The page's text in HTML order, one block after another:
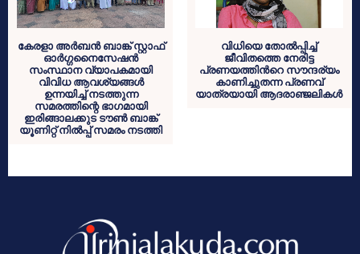
കേരളാ അർബൻ ബാങ്ക് സ്റ്റാഫ്‌
ഓർഗ്ഗനൈസേഷൻ
സംസ്ഥാന വ്യാപകമായി
വിവിധ ആവശ്യങ്ങൾ
ഉന്നയിച്ച് നടത്തുന്ന
സമരത്തിന്റെ ഭാഗമായി
ഇരിങ്ങാലക്കുട ടൗൺ ബാങ്ക്
യൂണിറ്റ് നിൽപ്പ് സമരം നടത്തി
വിധിയെ തോൽപ്പിച്ച്
ജീവിതത്തെ നേരിട്ട
പ്രണയത്തിൻറെ സൗന്ദര്യം
കാണിച്ചുതന്ന പ്രണവ്
യാത്രയായി ആദരാഞ്ജലികൾ